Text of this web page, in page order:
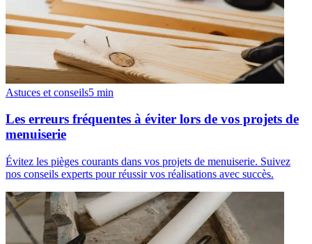
Astuces et conseils5 min
Les erreurs fréquentes à éviter lors de vos projets de
menuiserie
Évitez les pièges courants dans vos projets de menuiserie. Suivez
nos conseils experts pour réussir vos réalisations avec succès.